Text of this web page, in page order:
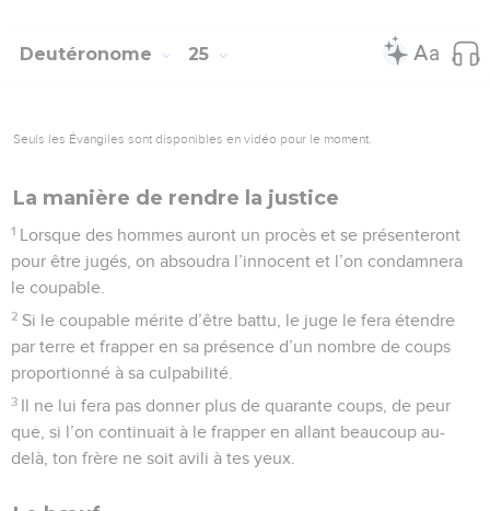
Deutéronome 25
Seuls les Évangiles sont disponibles en vidéo pour le moment.
La manière de rendre la justice
1 Lorsque des hommes auront un procès et se présenteront
pour être jugés, on absoudra l’innocent et l’on condamnera
le coupable.
2 Si le coupable mérite d’être battu, le juge le fera étendre
par terre et frapper en sa présence d’un nombre de coups
proportionné à sa culpabilité.
3 Il ne lui fera pas donner plus de quarante coups, de peur
que, si l’on continuait à le frapper en allant beaucoup au-
delà, ton frère ne soit avili à tes yeux.